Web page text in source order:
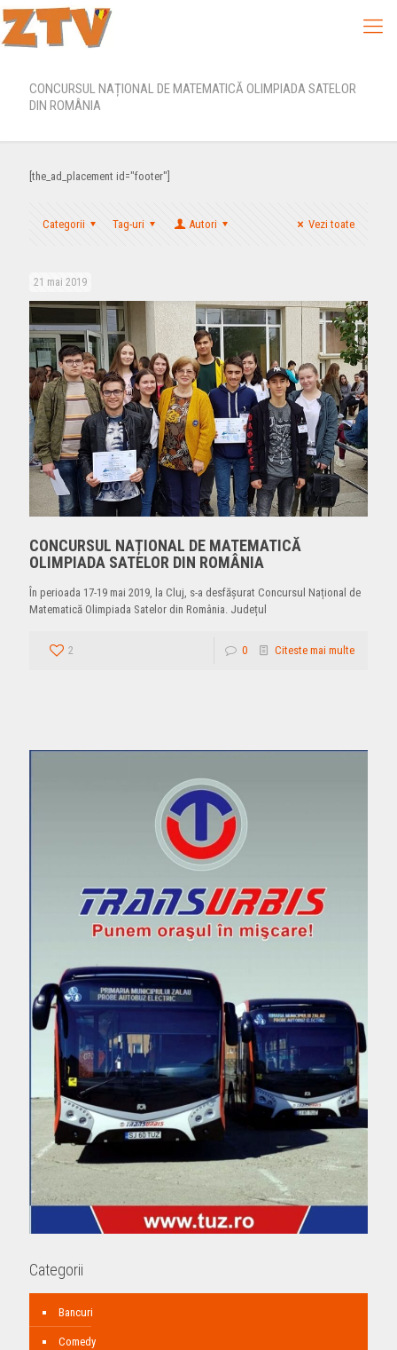
CONCURSUL NAȚIONAL DE MATEMATICĂ OLIMPIADA SATELOR
DIN ROMÂNIA
[the_ad_placement id="footer"]
Categorii Tag-uri Autori Vezi toate
21 mai 2019
CONCURSUL NAȚIONAL DE MATEMATICĂ
OLIMPIADA SATELOR DIN ROMÂNIA
În perioada 17-19 mai 2019, la Cluj, s-a desfășurat Concursul Național de
Matematică Olimpiada Satelor din România. Județul
2 0 Citeste mai multe
Categorii
Bancuri
Comedy